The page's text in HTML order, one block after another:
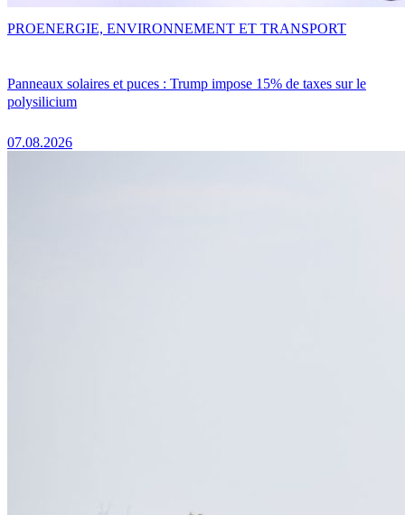
Panneaux solaires et puces : Trump impose 15% de taxes sur le
polysilicium
07.08.2026
PROENERGIE, ENVIRONNEMENT ET TRANSPORT